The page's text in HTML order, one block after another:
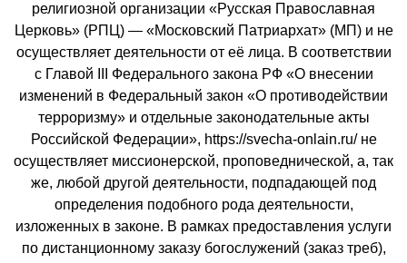
религиозной организации «Русская Православная
Церковь» (РПЦ) — «Московский Патриархат» (МП) и не
осуществляет деятельности от её лица. В соответствии
с Главой III Федерального закона РФ «О внесении
изменений в Федеральный закон «О противодействии
терроризму» и отдельные законодательные акты
Российской Федерации», https://svecha-onlain.ru/ не
осуществляет миссионерской, проповеднической, а, так
же, любой другой деятельности, подпадающей под
определения подобного рода деятельности,
изложенных в законе. В рамках предоставления услуги
по дистанционному заказу богослужений (заказ треб),